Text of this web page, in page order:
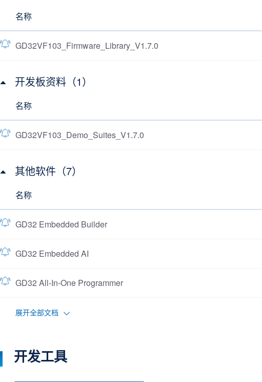
名称
GD32VF103_Firmware_Library_V1.7.0
开发板资料（1）
名称
GD32VF103_Demo_Suites_V1.7.0
其他软件（7）
名称
GD32 Embedded Builder
GD32 Embedded AI
GD32 All-In-One Programmer
展开全部文档
开发工具